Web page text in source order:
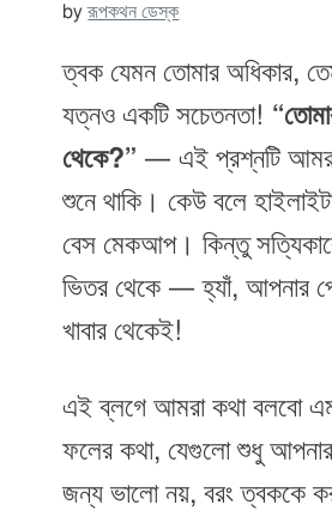
byরূপকথন ডেস্ক
ত্বক যেমন তোমার অধিকার,
যত্নও একটি সচেতনতা!
থেকে?” — এই প্রশ্নটি
শুনে থাকি। কেউ বলে
বেস মেকআপ। কিন্তু
ভিতর থেকে — হ্যাঁ, আপনার
খাবার থেকেই!
এই ব্লগে আমরা কথা বলবো
ফলের কথা, যেগুলো শুধু আপনার
জন্য ভালো নয়, বরং ত্বককে